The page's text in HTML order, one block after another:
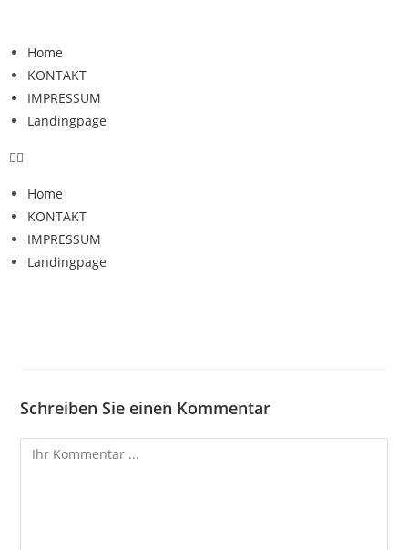
Home
KONTAKT
IMPRESSUM
Landingpage
Home
KONTAKT
IMPRESSUM
Landingpage
Schreiben Sie einen Kommentar